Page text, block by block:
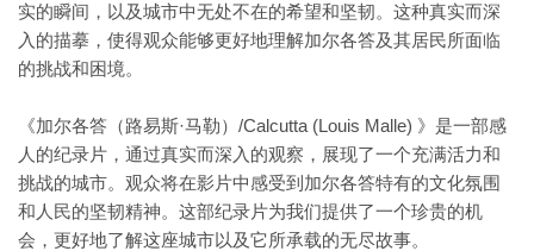
实的瞬间，以及城市中无处不在的希望和坚韧。这种真实而深
入的描摹，使得观众能够更好地理解加尔各答及其居民所面临
的挑战和困境。
《加尔各答（路易斯·马勒）/Calcutta (Louis Malle) 》是一部感
人的纪录片，通过真实而深入的观察，展现了一个充满活力和
挑战的城市。观众将在影片中感受到加尔各答特有的文化氛围
和人民的坚韧精神。这部纪录片为我们提供了一个珍贵的机
会，更好地了解这座城市以及它所承载的无尽故事。